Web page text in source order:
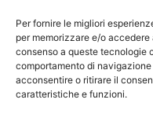
Per fornire le migliori
per memorizzare e/o
consenso a queste tecnologie
comportamento di
acconsentire o ritirare il
caratteristiche e funzioni.
un desiderio.
esempio ma rende
per un matrimonio
di auto d’epoca,